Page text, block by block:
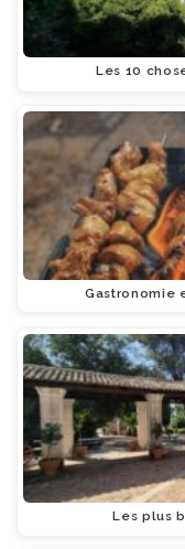
Les 10
Gastronomie
Les plus